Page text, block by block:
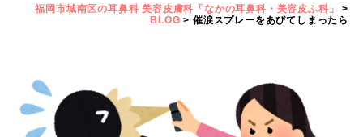
福岡市城南区の耳鼻科 美容皮膚科「なかの耳鼻科・美容皮ふ科」
>
BLOG >催涙スプレーをあびてしまったら